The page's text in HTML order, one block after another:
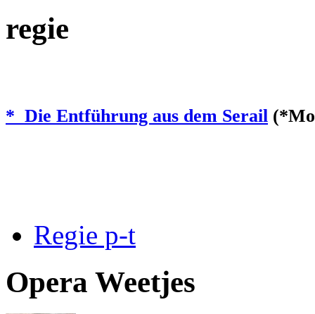
regie
* Die Entführung aus dem Serail
Regie p-t
Opera Weetjes